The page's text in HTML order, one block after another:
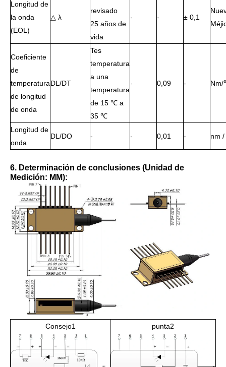
Longitud de
la onda
(EOL)
△ λ
revisado
25 años de
vida
- - ± 0,1
Coeficiente
de
temperatura
de longitud
de onda
DL/DT
Tes
temperatura
a una
temperatura
de 15 ℃ a
35 ℃
- 0,09 -
Longitud de
onda
DL/DO - - 0,01 - nm
6. Determinación de conclusiones (Unidad de
Medición: MM):
Consejo1 punta2